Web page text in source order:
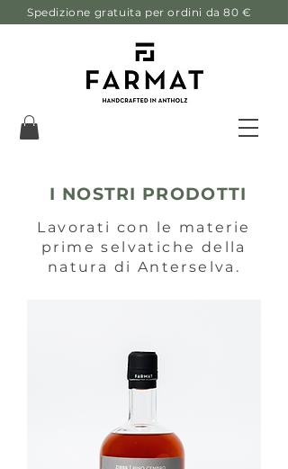
Spedizione gratuita per ordini da 80 €
I NOSTRI PRODOTTI
Lavorati con le materie
prime selvatiche della
natura di Anterselva.